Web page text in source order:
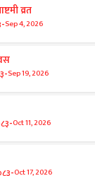
व्रत
-Sep 4, 2026
-Sep 19, 2026
-Oct 11, 2026
Oct 17, 2026